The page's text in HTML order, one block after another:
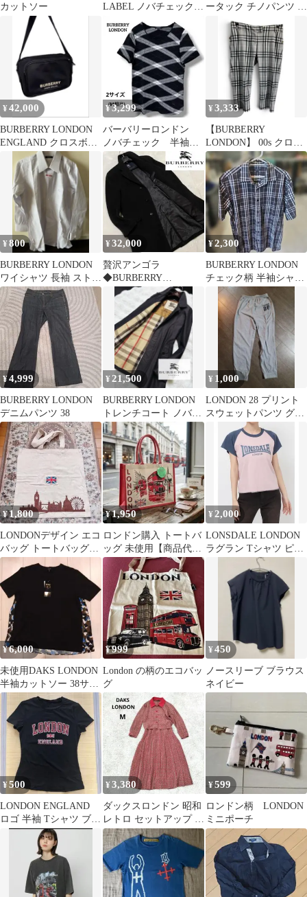
カットソー
LABEL ノバチェック柄
カットソー良品✿
ータック チノパンツ ベ
ージュ ウエスト79 三陽
商会 M
¥42,000
BURBERRY LONDON
ENGLAND クロスボデ
ィバッグ バーバリー
¥3,299
バーバリーロンドン
ノバチェック 半袖
Tシャツ カットソ
ー 2サイズ M
¥3,333
【BURBERRY
LONDON】 00s クロッ
プドパンツ チェック 香
港製
¥800
BURBERRY LONDON
ワイシャツ 長袖 ストラ
イプ
¥32,000
贅沢アンゴラ
◆BURBERRY
LONDON◆チェスター
コート【アンゴラ
60%】
¥2,300
BURBERRY LONDON
チェック柄 半袖シャツ
Mサイズ
¥4,999
BURBERRY LONDON
デニムパンツ 38
¥ 21,500
BURBERRY LONDON
トレンチコート ノバチ
ェック定価25万 サイ
ズM
¥ 1,000
LONDON 28 プリント
スウェットパンツ グレ
¥1,800
LONDONデザイン エコ
バッグ トートバッグ
海外 コットン
¥1,950
ロンドン購入 トートバ
ッグ 未使用【商品代
905円+α=1950円】
¥ 2,000
LONSDALE LONDON
ラグラン Tシャツ ピン
¥6,000
未使用DAKS LONDON
半袖カットソー 38サイ
ズ
¥999
London の柄のエコバッ
グ
¥450
ノースリーブ ブラウス
ネイビー
¥500
LONDON ENGLAND
ロゴ 半袖 Tシャツ ブラ
ック
¥3,380
ダックスロンドン 昭和
レトロ セットアップ ス
カート 総柄 レッド系
¥599
ロンドン柄 LONDON
ミニポーチ